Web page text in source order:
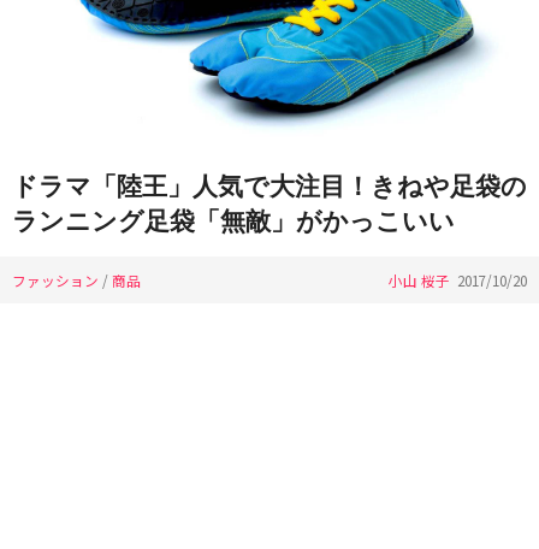
ドラマ「陸王」人気で大注目！きねや足袋の
ランニング足袋「無敵」がかっこいい
ファッション /商品 小山 桜子 2017/10/20